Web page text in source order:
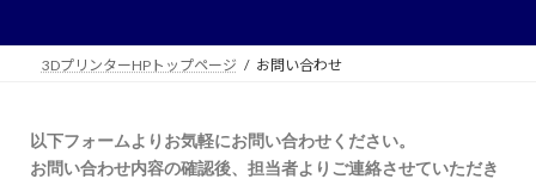
3DプリンターHPトップページ お問い合わせ
以下フォームよりお気軽にお問い合わせください。
お問い合わせ内容の確認後、担当者よりご連絡させていただき